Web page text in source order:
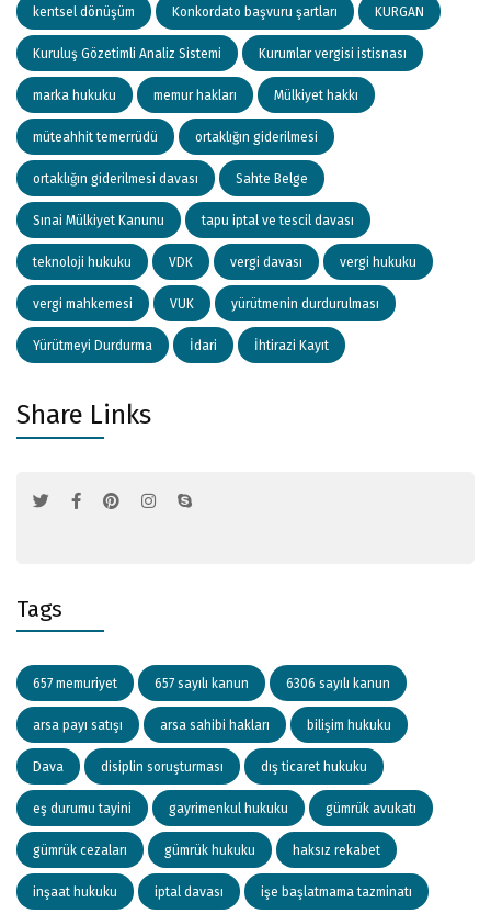
kentsel dönüşüm Konkordato başvuru şartları KURGAN
Kuruluş Gözetimli Analiz Sistemi Kurumlar vergisi istisnası
marka hukuku memur hakları Mülkiyet hakkı
müteahhit temerrüdü ortaklığın giderilmesi
ortaklığın giderilmesi davası Sahte Belge
Sınai Mülkiyet Kanunu tapu iptal ve tescil davası
teknoloji hukuku VDK vergi davası vergi hukuku
vergi mahkemesi VUK yürütmenin durdurulması
Yürütmeyi Durdurma İdari İhtirazi Kayıt
Share Links
Tags
657 memuriyet 657 sayılı kanun 6306 sayılı kanun
arsa payı satışı arsa sahibi hakları bilişim hukuku
Dava disiplin soruşturması dış ticaret hukuku
eş durumu tayini gayrimenkul hukuku gümrük avukatı
gümrük cezaları gümrük hukuku haksız rekabet
inşaat hukuku iptal davası işe başlatmama tazminatı